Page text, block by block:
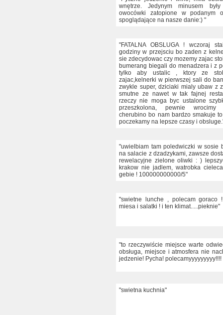
wnętrze. Jedynym minusem
owocówki zatopione w podanym
spoglądające na nasze danie:) "
"FATALNA OBSLUGA ! wczoraj
godziny w przejsciu bo zaden z
sie zdecydowac czy mozemy zajac
bumerang biegali do menadzera i z
tylko aby ustalic , ktory ze
zajac,kelnerki w pierwszej sali do
zwykle super, dziciaki mialy ubaw z
smutne ze nawet w tak fajnej
rzeczy nie moga byc ustalone
przeszkolona, pewnie
cherubino bo nam bardzo smakuje
poczekamy na lepsze czasy i
"uwielbiam tam poledwiczki w sosie
na salacie z dzadzykami, zawsze
rewelacyjne zielone oliwki : )
krakow nie jadlem, watrobka
gebie ! 100000000000/5"
"swietne lunche , polecam goraco !
miesa i salatki ! i ten klimat.....pieknie"
"to rzeczywiście miejsce warte
obsługa, miejsce i atmosfera nie
jedzenie! Pycha! polecamyyyyyyyyy!!!!
"swietna kuchnia"